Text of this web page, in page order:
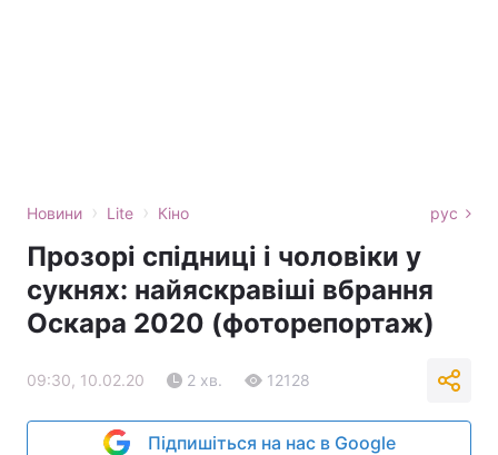
Новини › Lite › Кіно рус
Прозорі спідниці і чоловіки у
сукнях: найяскравіші вбрання
Оскара 2020 (фоторепортаж)
09:30, 10.02.20 2 хв. 12128
Підпишіться на нас в Google